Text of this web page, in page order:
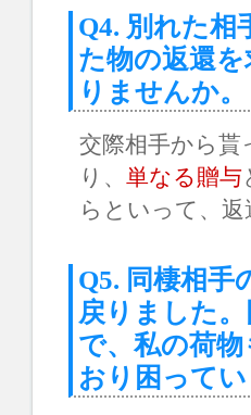
Q4. 別れた
た物の返還
りませんか。
交際相手から貰
り、 単なる贈与
らといって、
Q5. 同棲相手
戻りました
で、私の荷
おり困って